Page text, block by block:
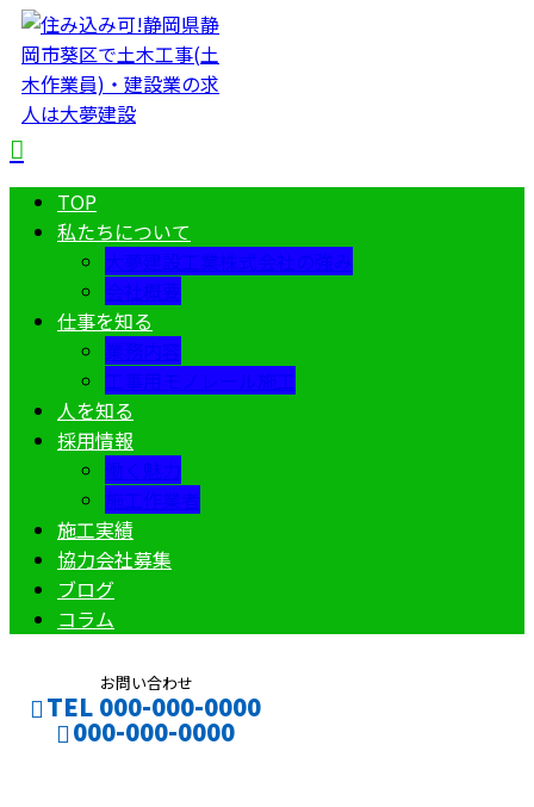
TOP
私たちについて
仕事を知る
人を知る
採用情報
施工実績
協力会社募集
ブログ
コラム
お問い合わせ
TEL 000-000-0000
000-000-0000